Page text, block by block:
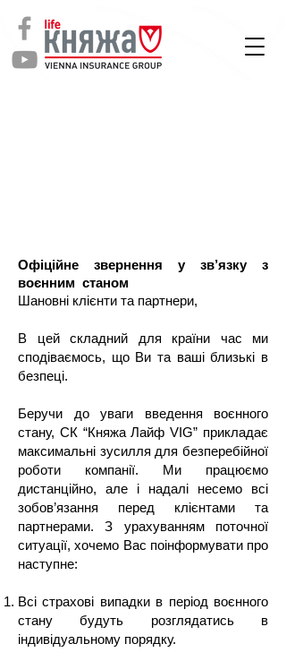
Офіційне звернення у зв’язку з
воєнним станом
Шановні клієнти та партнери,
В цей складний для країни час ми
сподіваємось, що Ви та ваші близькі в
безпеці.
Беручи до уваги введення воєнного
стану, СК “Княжа Лайф VIG” прикладає
максимальні зусилля для безперебійної
роботи компанії. Ми працюємо
дистанційно, але і надалі несемо всі
зобов’язання перед клієнтами та
партнерами. З урахуванням поточної
ситуації, хочемо Вас поінформувати про
наступне:
Всі страхові випадки в період воєнного
стану будуть розглядатись в
індивідуальному порядку.